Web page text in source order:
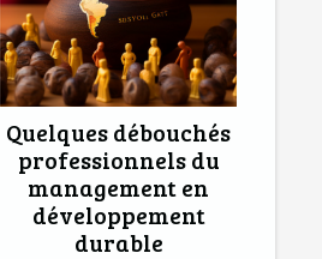
Quelques débouchés
professionnels du
management en
développement
durable